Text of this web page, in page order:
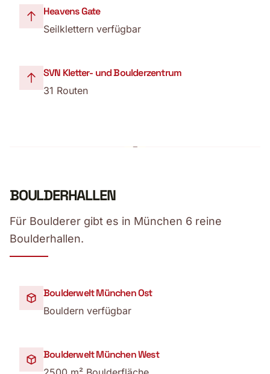
Heavens Gate
Seilklettern verfügbar
SVN Kletter- und Boulderzentrum
31 Routen
BOULDERHALLEN
Für Boulderer gibt es in München 6 reine
Boulderhallen.
Boulderwelt München Ost
Bouldern verfügbar
Boulderwelt München West